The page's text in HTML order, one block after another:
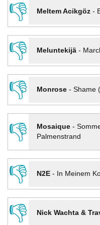
👎
Meltem Acikgöz-
👎
Meluntekijä-
👎
Monrose- Shame
👎
Mosaique-
Palmenstrand
👎
N2E- In Meinem
👎
Nick Wachta &